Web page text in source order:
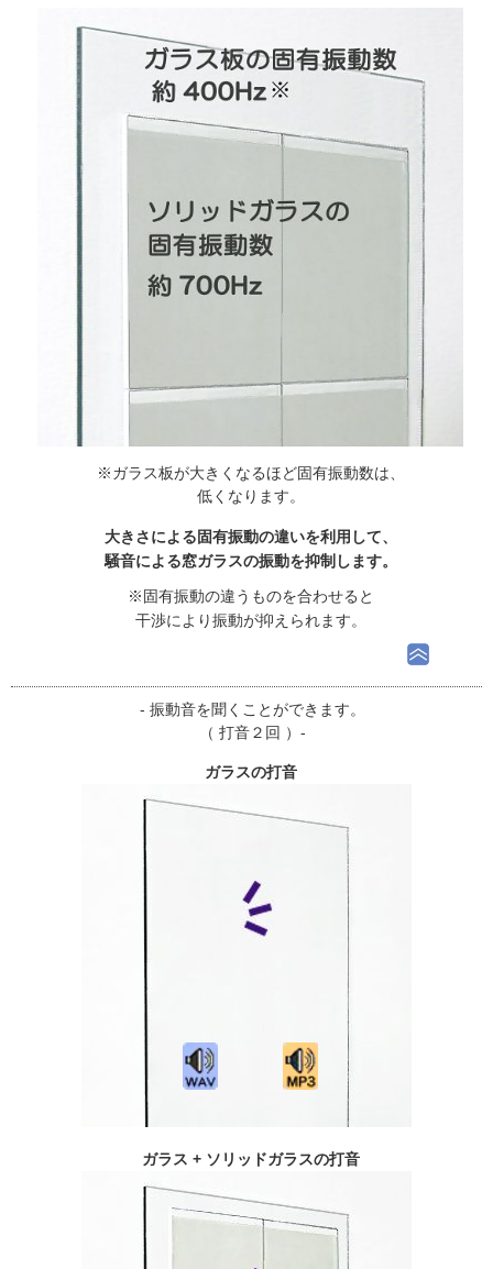
※ガラス板が大きくなるほど固有振動数は、
低くなります。
大きさによる固有振動の違いを利用して、
騒音による窓ガラスの振動を抑制します。
※固有振動の違うものを合わせると
干渉により振動が抑えられます。
- 振動音を聞くことができます。
（ 打音２回 ）-
ガラスの打音
ガラス + ソリッドガラスの打音